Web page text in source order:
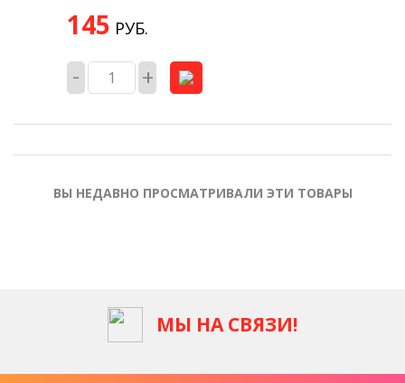
145 РУБ.
- +
ВЫ НЕДАВНО ПРОСМАТРИВАЛИ ЭТИ ТОВАРЫ
МЫ НА СВЯЗИ!